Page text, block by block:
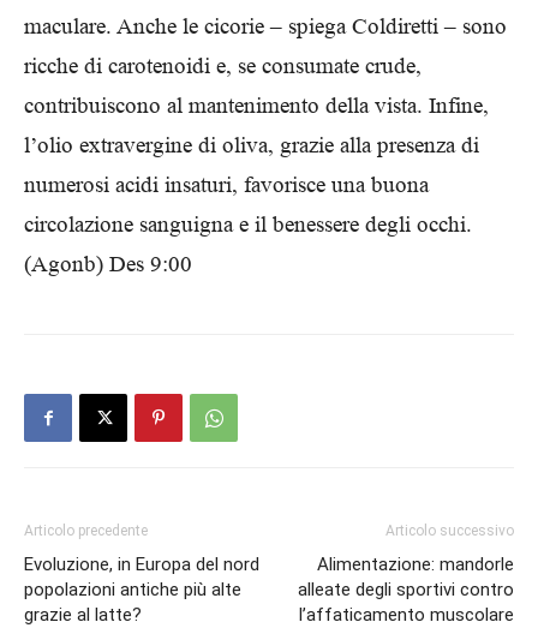
maculare. Anche le cicorie – spiega Coldiretti – sono
ricche di carotenoidi e, se consumate crude,
contribuiscono al mantenimento della vista. Infine,
l’olio extravergine di oliva, grazie alla presenza di
numerosi acidi insaturi, favorisce una buona
circolazione sanguigna e il benessere degli occhi.
(Agonb) Des 9:00
Articolo precedente
Evoluzione, in Europa del nord
popolazioni antiche più alte
grazie al latte?
Articolo successivo
Alimentazione: mandorle
alleate degli sportivi contro
l’affaticamento muscolare